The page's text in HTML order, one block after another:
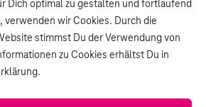
Dich optimal zu gestalten und fortlaufend
verwenden wir Cookies. Durch die
stimmst Du der Verwendung von
zu Cookies erhältst Du in